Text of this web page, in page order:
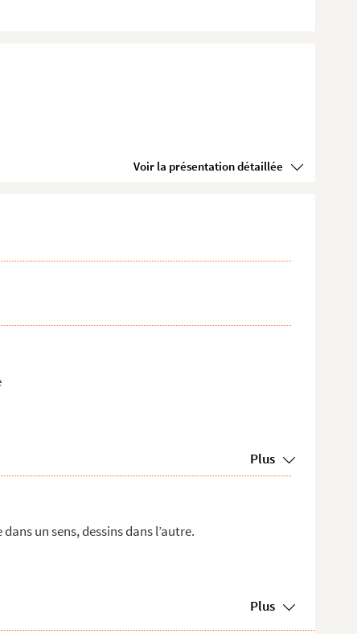
Voir la présentation détaillée
Plus
un sens, dessins dans l’autre.
Plus